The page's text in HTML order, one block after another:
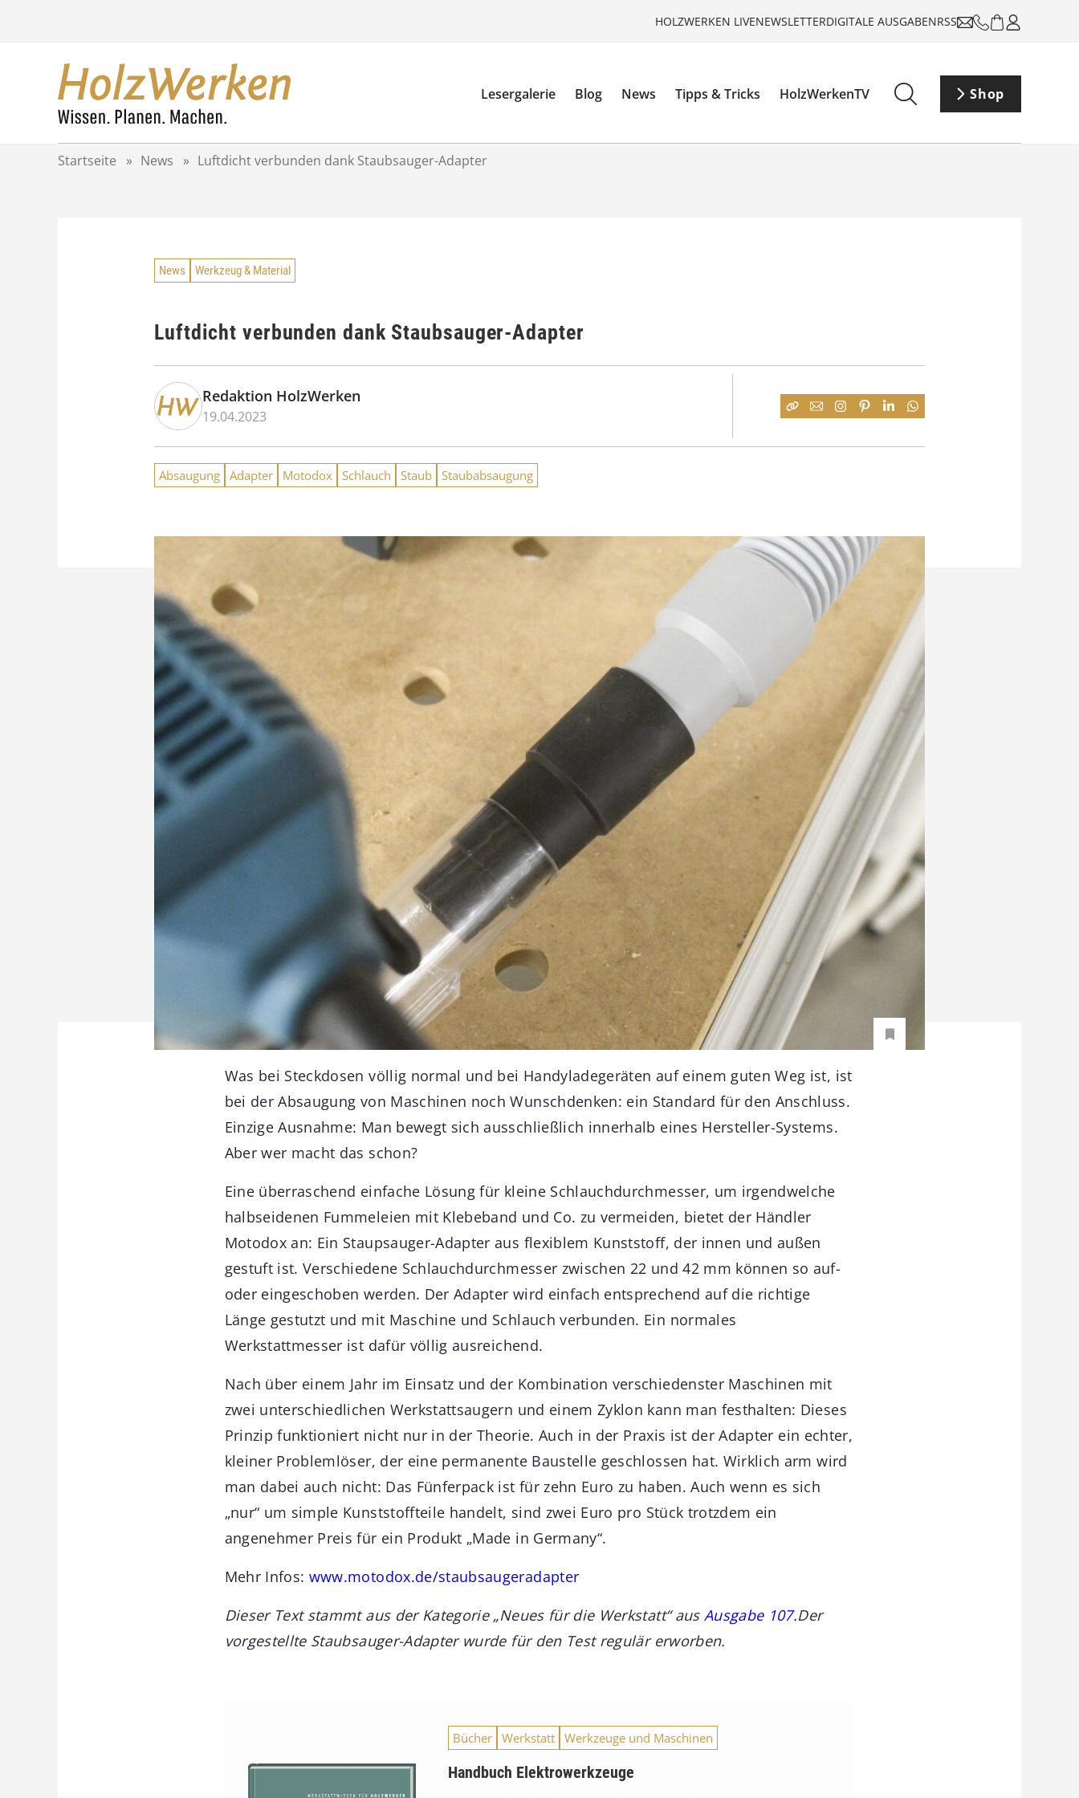
HOLZWERKEN LIVENEWSLETTERDIGITALE AUSGABENRSS
Lesergalerie Blog News Tipps & Tricks HolzWerkenTV Shop
Startseite » News » Luftdicht verbunden dank Staubsauger-Adapter
News Werkzeug & Material
Luftdicht verbunden dank Staubsauger-Adapter
Redaktion HolzWerken
19.04.2023
Absaugung Adapter Motodox Schlauch Staub Staubabsaugung
Was bei Steckdosen völlig normal und bei Handyladegeräten auf einem guten Weg ist, ist
bei der Absaugung von Maschinen noch Wunschdenken: ein Standard für den Anschluss.
Einzige Ausnahme: Man bewegt sich ausschließlich innerhalb eines Hersteller-Systems.
Aber wer macht das schon?
Eine überraschend einfache Lösung für kleine Schlauchdurchmesser, um irgendwelche
halbseidenen Fummeleien mit Klebeband und Co. zu vermeiden, bietet der Händler
Motodox an: Ein Staupsauger-Adapter aus flexiblem Kunststoff, der innen und außen
gestuft ist. Verschiedene Schlauchdurchmesser zwischen 22 und 42 mm können so auf-
oder eingeschoben werden. Der Adapter wird einfach entsprechend auf die richtige
Länge gestutzt und mit Maschine und Schlauch verbunden. Ein normales
Werkstattmesser ist dafür völlig ausreichend.
Nach über einem Jahr im Einsatz und der Kombination verschiedenster Maschinen mit
zwei unterschiedlichen Werkstattsaugern und einem Zyklon kann man festhalten: Dieses
Prinzip funktioniert nicht nur in der Theorie. Auch in der Praxis ist der Adapter ein echter,
kleiner Problemlöser, der eine permanente Baustelle geschlossen hat. Wirklich arm wird
man dabei auch nicht: Das Fünferpack ist für zehn Euro zu haben. Auch wenn es sich
„nur“ um simple Kunststoffteile handelt, sind zwei Euro pro Stück trotzdem ein
angenehmer Preis für ein Produkt „Made in Germany“.
Mehr Infos: www.motodox.de/staubsaugeradapter
Dieser Text stammt aus der Kategorie „Neues für die Werkstatt“ aus Ausgabe 107.Der
vorgestellte Staubsauger-Adapter wurde für den Test regulär erworben.
Bücher Werkstatt Werkzeuge und Maschinen
Handbuch Elektrowerkzeuge